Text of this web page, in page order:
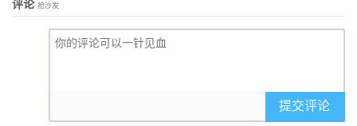
评论 抢沙发
提交评论